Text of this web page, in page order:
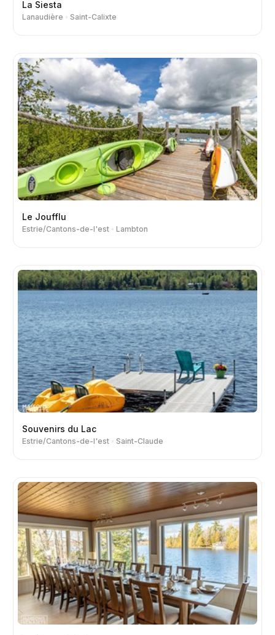
La Siesta
Lanaudière Saint-Calixte
Le Joufflu
Estrie/Cantons-de-l'est Lambton
Souvenirs du Lac
Estrie/Cantons-de-l'est Saint-Claude